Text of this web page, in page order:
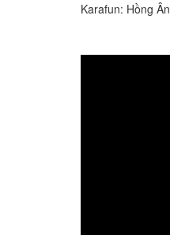
Karafun: Hồng Ân